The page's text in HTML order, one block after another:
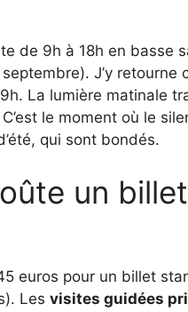
de 9h à 18h en basse
J’y
La lumière matinale
le moment où le
qui sont bondés.
un
euros pour un billet
Les visites guidées